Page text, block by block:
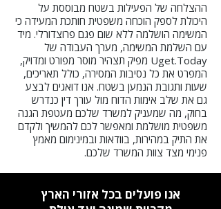
ההצלחה של הפעילות בשטח מבוססת על
היכולת לספק הוכחה משפטית חותכת המעידה כי
המשימה הושלמה ללא שום פגם פרוצדורלי. מיד
עם השלמת המשימה, מערך העבודה של
Uget.Today מפיק תצהיר מוסר מפורט ומדויק,
המפרט את כל נסיבות המסירה, כולל תאריכים,
שעות ותגובת הנמען בשטח. אנו דואגים לבצע
גם את שלב אימות הדוח מול עורך דין כנדרש
בחוק, מה שמעניק למשרד שלכם מעטפת הגנה
משפטית מושלמת ומאפשר לכם להמשיך ולקדם
את התיק במהירות, בוודאות ובמינימום מאמץ
פנימי מצד צוות המשרד שלכם.
אנו פועלים בכל אזורי הארץ